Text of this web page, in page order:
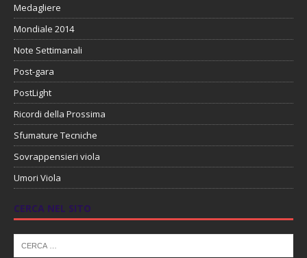
Medagliere
Mondiale 2014
Note Settimanali
Post-gara
PostLight
Ricordi della Prossima
Sfumature Tecniche
Sovrappensieri viola
Umori Viola
CERCA NEL SITO